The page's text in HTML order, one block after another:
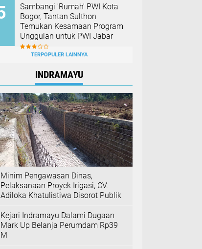
Sambangi 'Rumah' PWI Kota
Bogor, Tantan Sulthon
Temukan Kesamaan Program
Unggulan untuk PWI Jabar
TERPOPULER LAINNYA
INDRAMAYU
Minim Pengawasan Dinas,
Pelaksanaan Proyek Irigasi, CV.
Adiloka Khatulistiwa Disorot Publik
Kejari Indramayu Dalami Dugaan
Mark Up Belanja Perumdam Rp39
M